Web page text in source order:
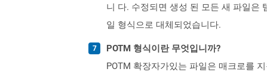
니 다. 수정되면 생성 된 모든 새 파일은
일 형식으로 대체되었습니다.
POTM 형식이란 무엇입니까?
POTM 확장자가있는 파일은 매크로를